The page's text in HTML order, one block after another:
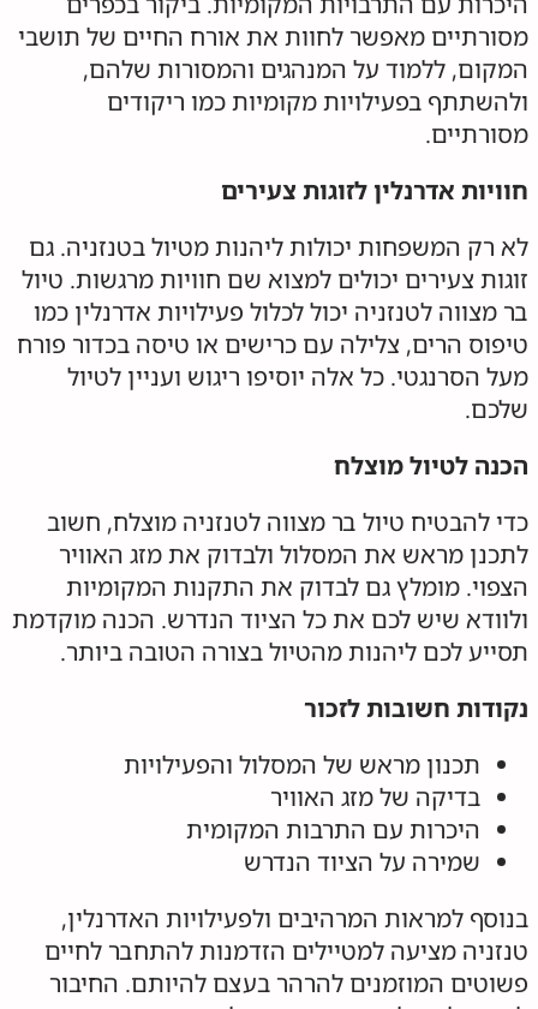
מסורתיים מאפשר לחוות את אורח החיים של תושבי
המקום, ללמוד על המנהגים והמסורות שלהם,
ולהשתתף בפעילויות מקומיות כמו ריקודים
מסורתיים.
חוויות אדרנלין לזוגות צעירים
לא רק המשפחות יכולות ליהנות מטיול בטנזניה. גם
זוגות צעירים יכולים למצוא שם חוויות מרגשות. טיול
בר מצווה לטנזניה יכול לכלול פעילויות אדרנלין כמו
טיפוס הרים, צלילה עם כרישים או טיסה בכדור פורח
מעל הסרנגטי. כל אלה יוסיפו ריגוש ועניין לטיול
שלכם.
הכנה לטיול מוצלח
כדי להבטיח טיול בר מצווה לטנזניה מוצלח, חשוב
לתכנן מראש את המסלול ולבדוק את מזג האוויר
הצפוי. מומלץ גם לבדוק את התקנות המקומיות
ולוודא שיש לכם את כל הציוד הנדרש. הכנה מוקדמת
תסייע לכם ליהנות מהטיול בצורה הטובה ביותר.
נקודות חשובות לזכור
תכנון מראש של המסלול והפעילויות
בדיקה של מזג האוויר
היכרות עם התרבות המקומית
שמירה על הציוד הנדרש
בנוסף למראות המרהיבים ולפעילויות האדרנלין,
טנזניה מציעה למטיילים הזדמנות להתחבר לחיים
פשוטים המוזמנים להרהר בעצם להיותם. החיבור